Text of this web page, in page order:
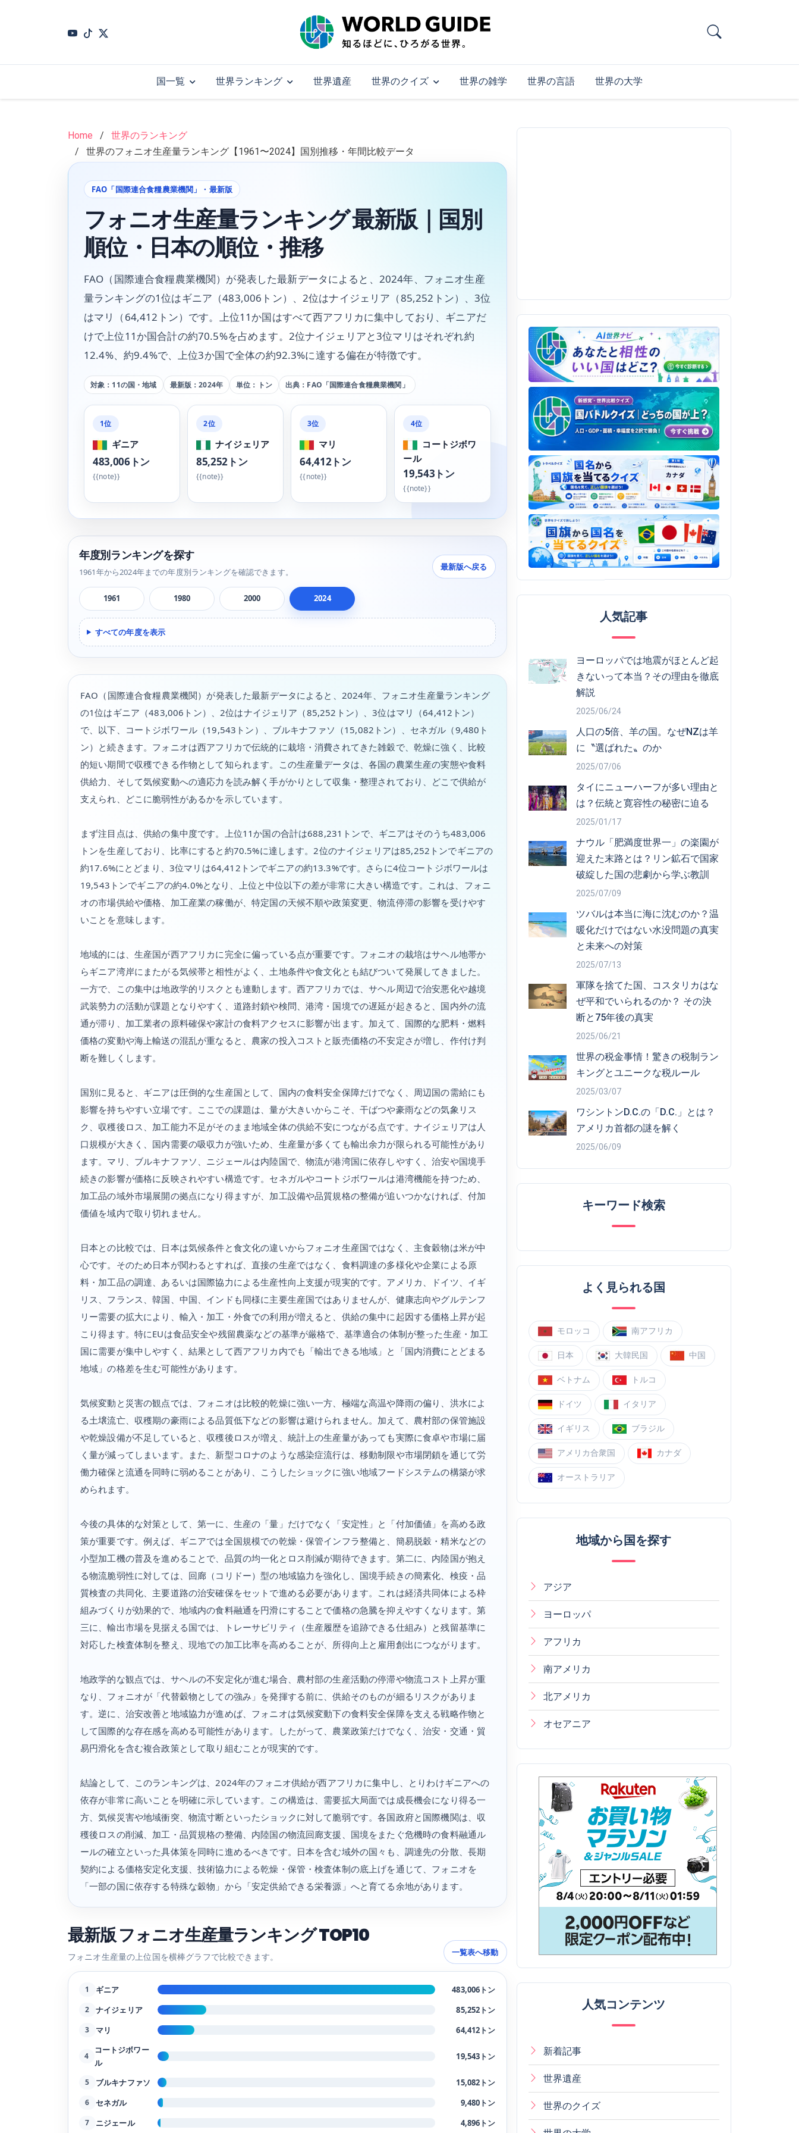
国一覧 世界ランキング 世界遺産 世界のクイズ 世界の雑学 世界の言語 世界の大学
Home
世界のランキング
世界のフォニオ生産量ランキング【1961〜2024】国別推移・年間比較データ
FAO「国際連合食糧農業機関」・最新版
フォニオ生産量ランキング 最新版｜国別
順位・日本の順位・推移
FAO（国際連合食糧農業機関）が発表した最新データによると、2024年、フォニオ生産
量ランキングの1位はギニア（483,006トン）、2位はナイジェリア（85,252トン）、3位
はマリ（64,412トン）です。上位11か国はすべて西アフリカに集中しており、ギニアだ
けで上位11か国合計の約70.5%を占めます。2位ナイジェリアと3位マリはそれぞれ約
12.4%、約9.4%で、上位3か国で全体の約92.3%に達する偏在が特徴です。
対象：11の国・地域 最新版：2024年 単位：トン 出典：FAO「国際連合食糧農業機関」
1位
ギニア
483,006トン
{{note}}
2位
ナイジェリア
85,252トン
{{note}}
3位
マリ
64,412トン
{{note}}
4位
コートジボワ
ール
19,543トン
{{note}}
年度別ランキングを探す
1961年から2024年までの年度別ランキングを確認できます。 最新版へ戻る
1961 1980 2000 2024
すべての年度を表示
FAO（国際連合食糧農業機関）が発表した最新データによると、2024年、フォニオ生産量ランキング
の1位はギニア（483,006トン）、2位はナイジェリア（85,252トン）、3位はマリ（64,412トン）
で、以下、コートジボワール（19,543トン）、ブルキナファソ（15,082トン）、セネガル（9,480ト
ン）と続きます。フォニオは西アフリカで伝統的に栽培・消費されてきた雑穀で、乾燥に強く、比較
的短い期間で収穫できる作物として知られます。この生産量データは、各国の農業生産の実態や食料
供給力、そして気候変動への適応力を読み解く手がかりとして収集・整理されており、どこで供給が
支えられ、どこに脆弱性があるかを示しています。
まず注目点は、供給の集中度です。上位11か国の合計は688,231トンで、ギニアはそのうち483,006
トンを生産しており、比率にすると約70.5%に達します。2位のナイジェリアは85,252トンでギニアの
約17.6%にとどまり、3位マリは64,412トンでギニアの約13.3%です。さらに4位コートジボワールは
19,543トンでギニアの約4.0%となり、上位と中位以下の差が非常に大きい構造です。これは、フォニ
オの市場供給や価格、加工産業の稼働が、特定国の天候不順や政策変更、物流停滞の影響を受けやす
いことを意味します。
地域的には、生産国が西アフリカに完全に偏っている点が重要です。フォニオの栽培はサヘル地帯か
らギニア湾岸にまたがる気候帯と相性がよく、土地条件や食文化とも結びついて発展してきました。
一方で、この集中は地政学的リスクとも連動します。西アフリカでは、サヘル周辺で治安悪化や越境
武装勢力の活動が課題となりやすく、道路封鎖や検問、港湾・国境での遅延が起きると、国内外の流
通が滞り、加工業者の原料確保や家計の食料アクセスに影響が出ます。加えて、国際的な肥料・燃料
価格の変動や海上輸送の混乱が重なると、農家の投入コストと販売価格の不安定さが増し、作付け判
断を難しくします。
国別に見ると、ギニアは圧倒的な生産国として、国内の食料安全保障だけでなく、周辺国の需給にも
影響を持ちやすい立場です。ここでの課題は、量が大きいからこそ、干ばつや豪雨などの気象リス
ク、収穫後ロス、加工能力不足がそのまま地域全体の供給不安につながる点です。ナイジェリアは人
口規模が大きく、国内需要の吸収力が強いため、生産量が多くても輸出余力が限られる可能性があり
ます。マリ、ブルキナファソ、ニジェールは内陸国で、物流が港湾国に依存しやすく、治安や国境手
続きの影響が価格に反映されやすい構造です。セネガルやコートジボワールは港湾機能を持つため、
加工品の域外市場展開の拠点になり得ますが、加工設備や品質規格の整備が追いつかなければ、付加
価値を域内で取り切れません。
日本との比較では、日本は気候条件と食文化の違いからフォニオ生産国ではなく、主食穀物は米が中
心です。そのため日本が関わるとすれば、直接の生産ではなく、食料調達の多様化や企業による原
料・加工品の調達、あるいは国際協力による生産性向上支援が現実的です。アメリカ、ドイツ、イギ
リス、フランス、韓国、中国、インドも同様に主要生産国ではありませんが、健康志向やグルテンフ
リー需要の拡大により、輸入・加工・外食での利用が増えると、供給の集中に起因する価格上昇が起
こり得ます。特にEUは食品安全や残留農薬などの基準が厳格で、基準適合の体制が整った生産・加工
国に需要が集中しやすく、結果として西アフリカ内でも「輸出できる地域」と「国内消費にとどまる
地域」の格差を生む可能性があります。
気候変動と災害の観点では、フォニオは比較的乾燥に強い一方、極端な高温や降雨の偏り、洪水によ
る土壌流亡、収穫期の豪雨による品質低下などの影響は避けられません。加えて、農村部の保管施設
や乾燥設備が不足していると、収穫後ロスが増え、統計上の生産量があっても実際に食卓や市場に届
く量が減ってしまいます。また、新型コロナのような感染症流行は、移動制限や市場閉鎖を通じて労
働力確保と流通を同時に弱めることがあり、こうしたショックに強い地域フードシステムの構築が求
められます。
今後の具体的な対策として、第一に、生産の「量」だけでなく「安定性」と「付加価値」を高める政
策が重要です。例えば、ギニアでは全国規模での乾燥・保管インフラ整備と、簡易脱穀・精米などの
小型加工機の普及を進めることで、品質の均一化とロス削減が期待できます。第二に、内陸国が抱え
る物流脆弱性に対しては、回廊（コリドー）型の地域協力を強化し、国境手続きの簡素化、検疫・品
質検査の共同化、主要道路の治安確保をセットで進める必要があります。これは経済共同体による枠
組みづくりが効果的で、地域内の食料融通を円滑にすることで価格の急騰を抑えやすくなります。第
三に、輸出市場を見据える国では、トレーサビリティ（生産履歴を追跡できる仕組み）と残留基準に
対応した検査体制を整え、現地での加工比率を高めることが、所得向上と雇用創出につながります。
地政学的な観点では、サヘルの不安定化が進む場合、農村部の生産活動の停滞や物流コスト上昇が重
なり、フォニオが「代替穀物としての強み」を発揮する前に、供給そのものが細るリスクがありま
す。逆に、治安改善と地域協力が進めば、フォニオは気候変動下の食料安全保障を支える戦略作物と
して国際的な存在感を高める可能性があります。したがって、農業政策だけでなく、治安・交通・貿
易円滑化を含む複合政策として取り組むことが現実的です。
結論として、このランキングは、2024年のフォニオ供給が西アフリカに集中し、とりわけギニアへの
依存が非常に高いことを明確に示しています。この構造は、需要拡大局面では成長機会になり得る一
方、気候災害や地域衝突、物流寸断といったショックに対して脆弱です。各国政府と国際機関は、収
穫後ロスの削減、加工・品質規格の整備、内陸国の物流回廊支援、国境をまたぐ危機時の食料融通ル
ールの確立といった具体策を同時に進めるべきです。日本を含む域外の国々も、調達先の分散、長期
契約による価格安定化支援、技術協力による乾燥・保管・検査体制の底上げを通じて、フォニオを
「一部の国に依存する特殊な穀物」から「安定供給できる栄養源」へと育てる余地があります。
最新版 フォニオ生産量ランキング TOP10
フォニオ生産量の上位国を横棒グラフで比較できます。 一覧表へ移動
1 ギニア 483,006トン
2 ナイジェリア 85,252トン
3 マリ 64,412トン
4
コートジボワー
ル
19,543トン
5 ブルキナファソ 15,082トン
6 セネガル 9,480トン
7 ニジェール 4,896トン
人気記事
ヨーロッパでは地震がほとんど起
きないって本当？その理由を徹底
解説
2025/06/24
人口の5倍、羊の国。なぜNZは羊
に〝選ばれた〟のか
2025/07/06
タイにニューハーフが多い理由と
は？伝統と寛容性の秘密に迫る
2025/01/17
ナウル「肥満度世界一」の楽園が
迎えた末路とは？リン鉱石で国家
破綻した国の悲劇から学ぶ教訓
2025/07/09
ツバルは本当に海に沈むのか？温
暖化だけではない水没問題の真実
と未来への対策
2025/07/13
軍隊を捨てた国、コスタリカはな
ぜ平和でいられるのか？ その決
断と75年後の真実
2025/06/21
世界の税金事情！驚きの税制ラン
キングとユニークな税ルール
2025/03/07
ワシントンD.C.の「D.C.」とは？
アメリカ首都の謎を解く
2025/06/09
キーワード検索
よく見られる国
モロッコ 南アフリカ
日本 大韓民国 中国
ベトナム トルコ
ドイツ イタリア
イギリス ブラジル
アメリカ合衆国 カナダ
オーストラリア
地域から国を探す
アジア
ヨーロッパ
アフリカ
南アメリカ
北アメリカ
オセアニア
人気コンテンツ
新着記事
世界遺産
世界のクイズ